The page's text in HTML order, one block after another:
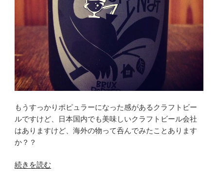
もうすっかりポピュラーになった感があるクラフトビー
ルですけど、日本国内でも美味しいクラフトビール会社
はありますけど、海外の物って呑んでみたことあります
か？？
“ク
続きを読む